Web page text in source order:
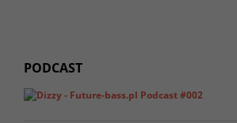
PODCAST